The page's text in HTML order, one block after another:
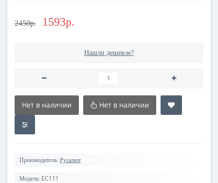
2450р. 1593р.
Нашли дешевле?
Нет в наличии Нет в наличии
Производитель: Русалют
Модель: EC111